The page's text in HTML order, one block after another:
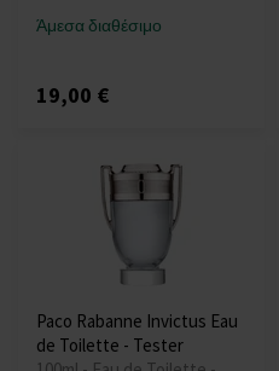
Άμεσα διαθέσιμο
19,00 €
Paco Rabanne Invictus Eau
de Toilette - Tester